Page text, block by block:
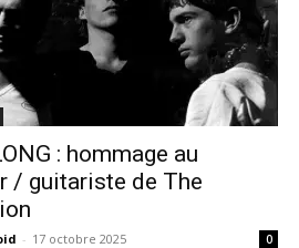
: hommage au
/ guitariste de The
- 17 octobre 2025 0